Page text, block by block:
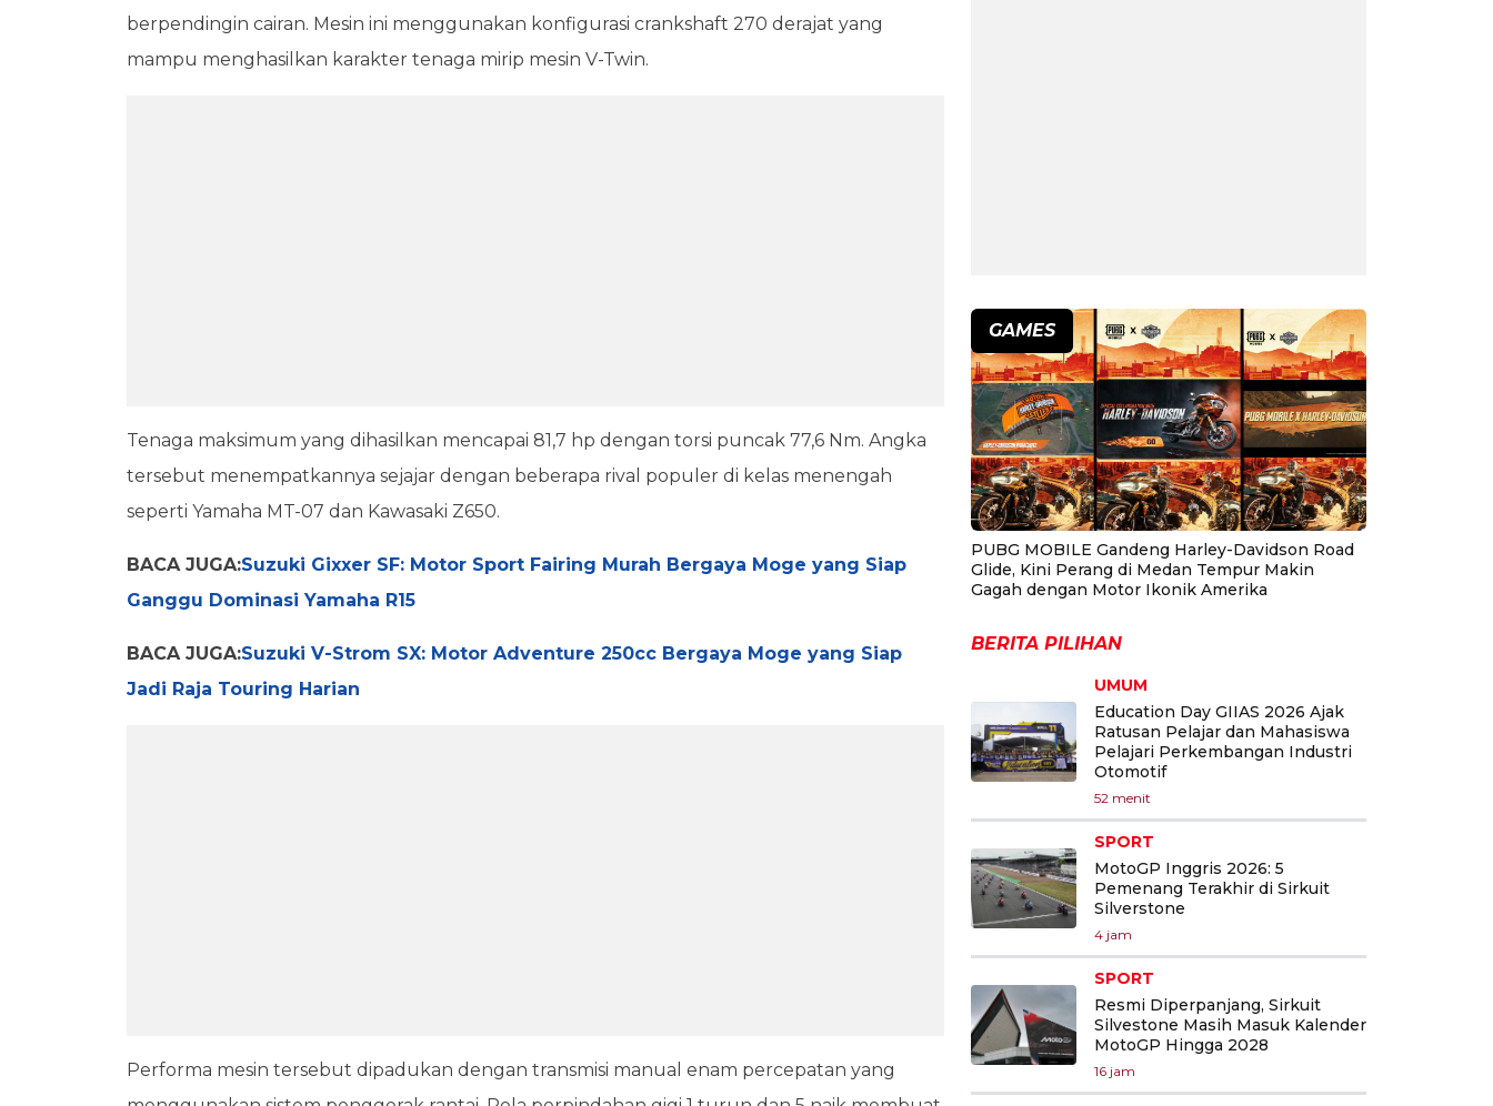
berpendingin cairan. Mesin ini menggunakan konfigurasi crankshaft 270 derajat yang
mampu menghasilkan karakter tenaga mirip mesin V-Twin.
Tenaga maksimum yang dihasilkan mencapai 81,7 hp dengan torsi puncak 77,6 Nm. Angka
tersebut menempatkannya sejajar dengan beberapa rival populer di kelas menengah
seperti Yamaha MT-07 dan Kawasaki Z650.
BACA JUGA:Suzuki Gixxer SF: Motor Sport Fairing Murah Bergaya Moge yang Siap
Ganggu Dominasi Yamaha R15
BACA JUGA:Suzuki V-Strom SX: Motor Adventure 250cc Bergaya Moge yang Siap
Jadi Raja Touring Harian
Performa mesin tersebut dipadukan dengan transmisi manual enam percepatan yang
GAMES
PUBG MOBILE Gandeng Harley-Davidson Road
Glide, Kini Perang di Medan Tempur Makin
Gagah dengan Motor Ikonik Amerika
BERITA PILIHAN
UMUM
Education Day GIIAS 2026 Ajak
Ratusan Pelajar dan Mahasiswa
Pelajari Perkembangan Industri
Otomotif
52 menit
SPORT
MotoGP Inggris 2026: 5
Pemenang Terakhir di Sirkuit
Silverstone
4 jam
SPORT
Resmi Diperpanjang, Sirkuit
Silvestone Masih Masuk Kalender
MotoGP Hingga 2028
16 jam